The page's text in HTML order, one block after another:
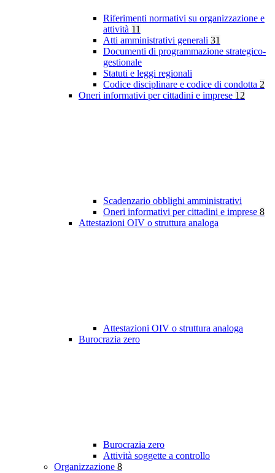
Riferimenti normativi su organizzazione e
attività 11
Atti amministrativi generali 31
Documenti di programmazione strategico-
gestionale
Statuti e leggi regionali
Codice disciplinare e codice di condotta 2
Oneri informativi per cittadini e imprese 12
Scadenzario obblighi amministrativi
Oneri informativi per cittadini e imprese 8
Attestazioni OIV o struttura analoga
Attestazioni OIV o struttura analoga
Burocrazia zero
Burocrazia zero
Attività soggette a controllo
Organizzazione 8